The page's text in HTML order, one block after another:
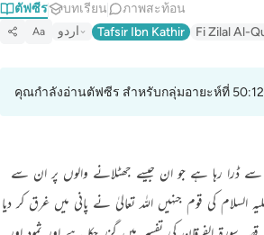
ตัฟซีร บทเรียน ภาพสะท้อน
Aa اردو Tafsir Ibn Kathir Fi Zilal Al-
คุณกำลังอ่านตัฟซีร สำหรับกลุ่มอายะห์ที่ 50:12
سے ڈرا رہا ہے جو ان جیسے جھٹلانے والوں پر ان سے
السلام کی قوم جنہیں اللہ تعالیٰ نے پانی میں غرق کر دیا